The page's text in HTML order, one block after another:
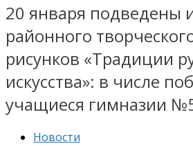
20 января подведены
районного
рисунков «Традиции
искусства»: в числе
учащиеся гимназии
Новости